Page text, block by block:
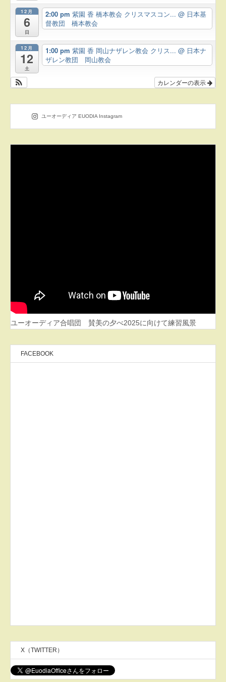
12月
6
日
2:00 pm 紫園 香 橋本教会 クリスマスコン... @ 日本基
督教団 橋本教会
12月
12
土
1:00 pm 紫園 香 岡山ナザレン教会 クリス... @ 日本ナ
ザレン教団 岡山教会
カレンダーの表示
ユーオーディア EUODIA Instagram
ユーオーディア合唱団 賛美の夕べ2025に向けて練習風景
FACEBOOK
X（TWITTER）